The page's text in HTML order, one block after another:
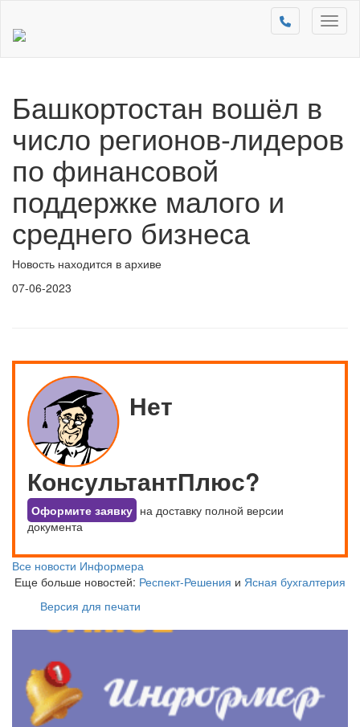
Башкортостан вошёл в
число регионов-лидеров
по финансовой
поддержке малого и
среднего бизнеса
Новость находится в архиве
07-06-2023
Нет
КонсультантПлюс?
Оформите заявку на доставку полной версии
документа
Все новости Информера
Еще больше новостей: Респект-Решения и Ясная бухгалтерия
Версия для печати